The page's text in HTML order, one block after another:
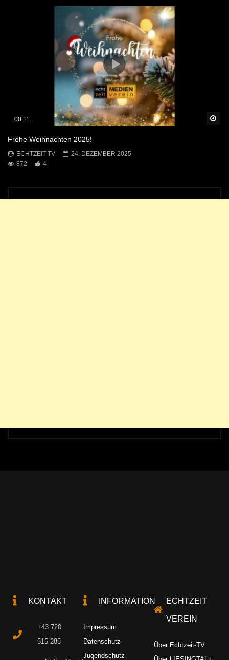
00:11
Frohe Weihnachten 2025!
ECHTZEIT-TV
24. DEZEMBER 2025
872
4
KONTAKT
+43 720
515 285
INFORMATION
Impressum
Datenschutz
Jugendschutz
ECHTZEIT
VEREIN
Über Echtzeit-TV